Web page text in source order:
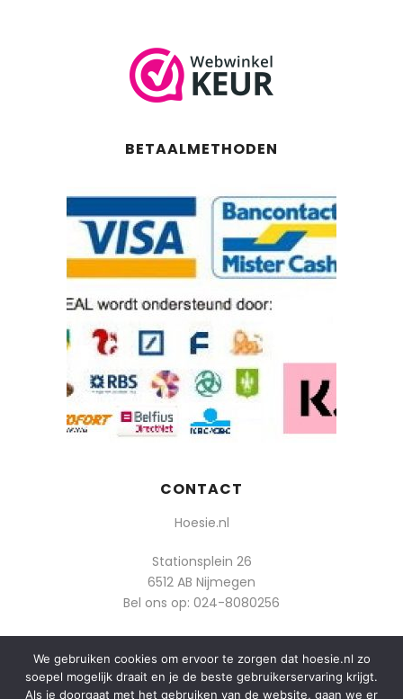
BETAALMETHODEN
CONTACT
Hoesie.nl
Stationsplein 26
6512 AB Nijmegen
Bel ons op: 024-8080256
Of mail: info@hoesie.nl
We gebruiken cookies om ervoor te zorgen dat hoesie.nl zo
soepel mogelijk draait en je de beste gebruikerservaring krijgt.
Als je doorgaat met het gebruiken van de website, gaan we er